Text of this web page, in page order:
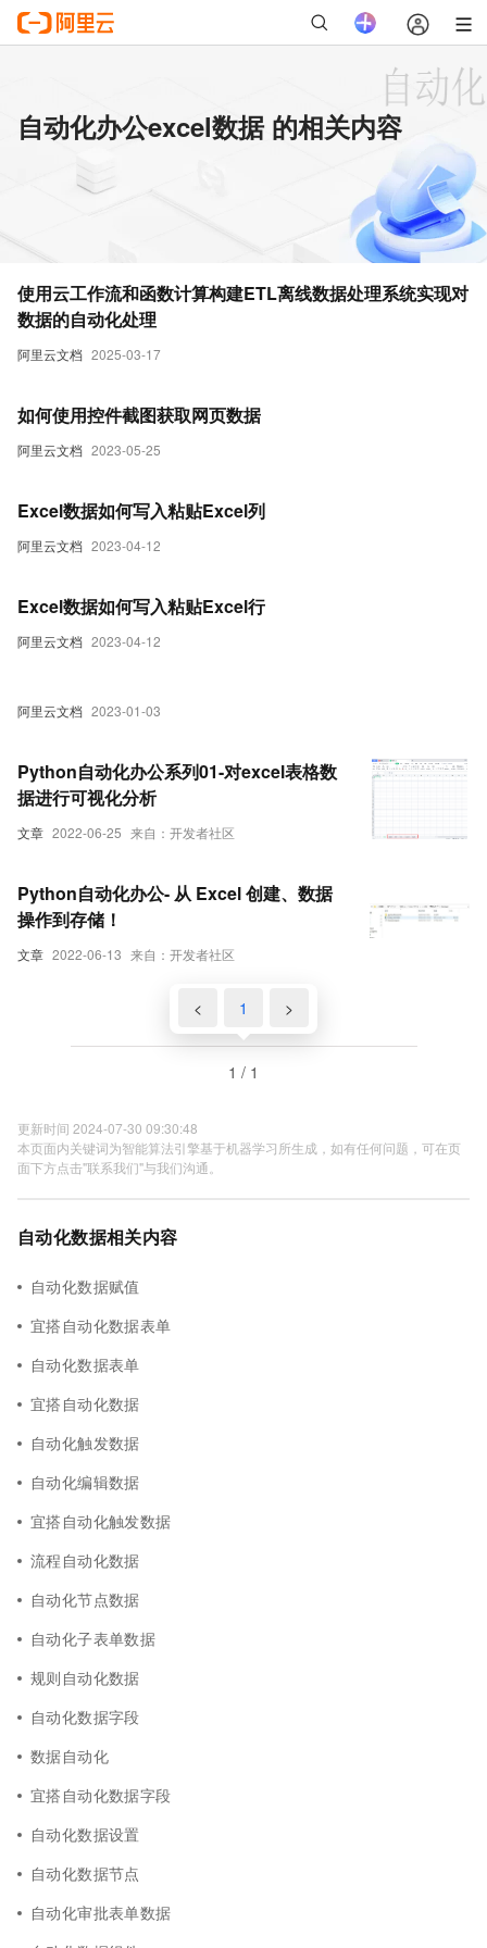
自动化办公excel数据 的相关内容
阿里云文档 2025-03-17
使用云工作流和函数计算构建ETL离线数据处理系统实现对
数据的自动化处理
阿里云文档 2023-05-25
如何使用控件截图获取网页数据
阿里云文档 2023-04-12
Excel数据如何写入粘贴Excel列
阿里云文档 2023-04-12
Excel数据如何写入粘贴Excel行
阿里云文档 2023-01-03
文章 2022-06-25 来自：开发者社区
Python自动化办公系列01-对excel表格数
据进行可视化分析
文章 2022-06-13 来自：开发者社区
Python自动化办公- 从 Excel 创建、数据
操作到存储！
< 1 >
1 / 1
更新时间 2024-07-30 09:30:48
本页面内关键词为智能算法引擎基于机器学习所生成，如有任何问题，可在页
面下方点击"联系我们"与我们沟通。
自动化数据相关内容
自动化数据赋值
宜搭自动化数据表单
自动化数据表单
宜搭自动化数据
自动化触发数据
自动化编辑数据
宜搭自动化触发数据
流程自动化数据
自动化节点数据
自动化子表单数据
规则自动化数据
自动化数据字段
数据自动化
宜搭自动化数据字段
自动化数据设置
自动化数据节点
自动化审批表单数据